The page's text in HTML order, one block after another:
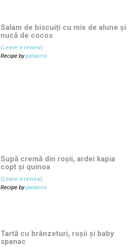
Salam de biscuiți cu mix de alune și
nucă de cocos
(Leave a review)
Recipe bypanacris
Supă cremă din roșii, ardei kapia
copt și quinoa
(Leave a review)
Recipe bypanacris
Tartă cu brânzeturi, roșii și baby
spanac